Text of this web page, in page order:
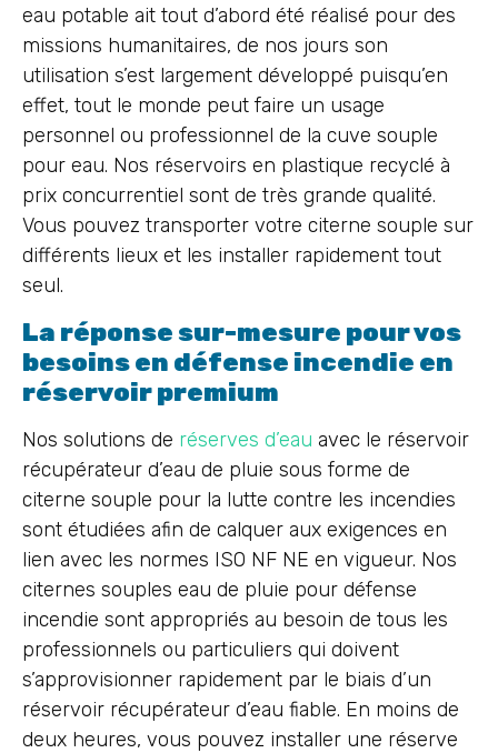
eau potable ait tout d’abord été réalisé pour des
missions humanitaires, de nos jours son
utilisation s’est largement développé puisqu’en
effet, tout le monde peut faire un usage
personnel ou professionnel de la cuve souple
pour eau. Nos réservoirs en plastique recyclé à
prix concurrentiel sont de très grande qualité.
Vous pouvez transporter votre citerne souple sur
différents lieux et les installer rapidement tout
seul.
La réponse sur-mesure pour vos
besoins en défense incendie en
réservoir premium
Nos solutions de réserves d’eau avec le réservoir
récupérateur d’eau de pluie sous forme de
citerne souple pour la lutte contre les incendies
sont étudiées afin de calquer aux exigences en
lien avec les normes ISO NF NE en vigueur. Nos
citernes souples eau de pluie pour défense
incendie sont appropriés au besoin de tous les
professionnels ou particuliers qui doivent
s’approvisionner rapidement par le biais d’un
réservoir récupérateur d’eau fiable. En moins de
deux heures, vous pouvez installer une réserve